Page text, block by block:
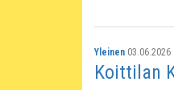
Yleinen 03.06.2026
Koittilan